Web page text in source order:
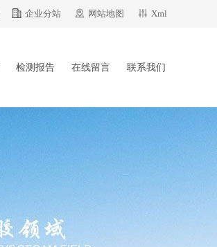
Xml
网站地图
企业分站
检测报告 在线留言 联系我们